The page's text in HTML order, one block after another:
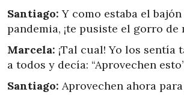
Santiago: Y como estaba el
pandemia, ¡te pusiste el gorro de
Marcela: ¡Tal cual! Yo los sentía
a todos y decía: “Aprovechen
Santiago: Aprovechen ahora